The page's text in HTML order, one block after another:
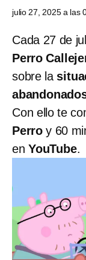
julio 27, 2025 a las
Cada 27 de
Perro
sobre la
Con ello te
Perro y 60
en YouTube.